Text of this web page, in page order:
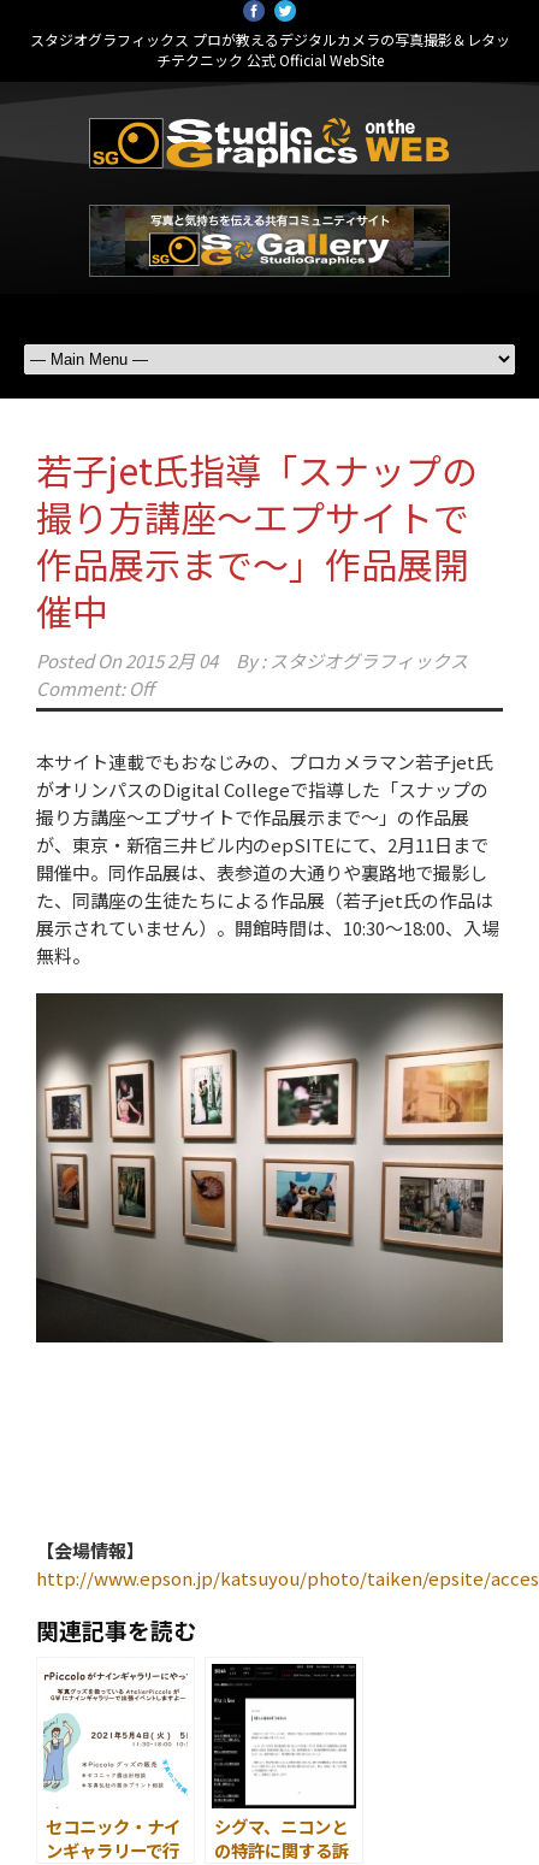
スタジオグラフィックス プロが教えるデジタルカメラの写真撮影＆レタッ
チテクニック 公式 Official WebSite
若子jet氏指導「スナップの
撮り方講座〜エプサイトで
作品展示まで〜」作品展開
催中
Posted On2015 2月 04 By : スタジオグラフィックス
Comment: Off
本サイト連載でもおなじみの、プロカメラマン若子jet氏
がオリンパスのDigital Collegeで指導した「スナップの
撮り方講座〜エプサイトで作品展示まで〜」の作品展
が、東京・新宿三井ビル内のepSITEにて、2月11日まで
開催中。同作品展は、表参道の大通りや裏路地で撮影し
た、同講座の生徒たちによる作品展（若子jet氏の作品は
展示されていません）。開館時間は、10:30〜18:00、入場
無料。
【会場情報】
http://www.epson.jp/katsuyou/photo/taiken/epsite/
関連記事を読む
セコニック・ナイ
ンギャラリーで行
シグマ、ニコンと
の特許に関する訴